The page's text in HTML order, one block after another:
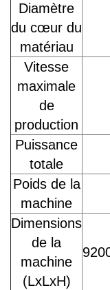
Diamètre
du cœur du
matériau
Vitesse
maximale
de
production
Puissance
totale
Poids de la
machine
Dimensions
de la
machine
(LxLxH)